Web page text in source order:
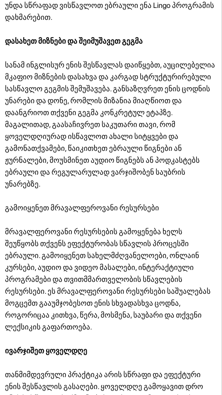
უნდა სწრაფად ვისწავლოთ ებრაული ენა Lingo პროგრამის
დახმარებით.
დასახეთ მიზნები და შეიმუშავეთ გეგმა
სანამ ინგლისურ ენის შესწავლას დაიწყებთ, აუცილებელია
მკაფიო მიზნების დასახვა და კარგად სტრუქტურირებული
სასწავლო გეგმის შემუშავება. განსაზღვრეთ ენის ცოდნის
უნარები და დონე, რომლის მიზანია მიაღწიოთ და
დაანგრიოთ თქვენი გეგმა კონკრეტულ ეტაპზე.
მაგალითად, გაასაჩივრეთ საკუთარი თავი, რომ
ყოველდღიურად ისწავლოთ ახალი სიტყვები და
გამონათქვამები, წაიკითხეთ ებრაული წიგნები ან
ჟურნალები, მოუსმინეთ აუდიო წიგნებს ან პოდკასტებს
ებრაული და რეგულარულად ვარჯიშობენ საუბრის
უნარებზე.
გამოიყენეთ მრავალფეროვანი რესურსები
მრავალფეროვანი რესურსების გამოყენება ხელს
შეუწყობს თქვენს ეფექტურობას სწავლის პროცესში
ებრაული. გამოიყენეთ სახელმძღვანელოები, ონლაინ
კურსები, აუდიო და ვიდეო მასალები, ინტერაქტიული
პროგრამები და თვითმმართველობის სწავლების
რესურსები. ეს მრავალფეროვანი რესურსები საშუალებას
მოგცემთ გააუმჯობესოთ ენის სხვადასხვა ცოდნა,
როგორიცაა კითხვა, წერა, მოსმენა, საუბარი და თქვენი
ლექსიკის გაფართოება.
ივარჯიშეთ ყოველდღე
თანმიმდევრული პრაქტიკა არის სწრაფი და ეფექტური
ენის შესწავლის გასაღები. ყოველდღე გამოყავით დრო